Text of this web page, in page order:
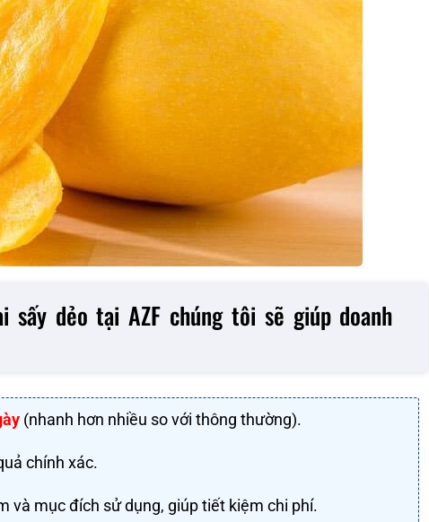
dẻo tại AZF chúng tôi sẽ giúp doanh
(nhanh hơn nhiều so với thông thường).
chính xác.
và mục đích sử dụng, giúp tiết kiệm chi phí.